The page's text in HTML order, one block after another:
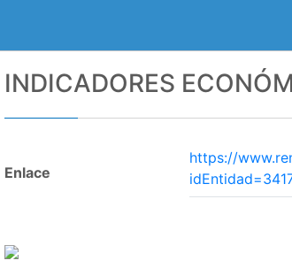
INDICADORES
Enlace
https://